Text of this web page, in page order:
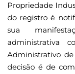
Propriedade
do registro é
sua
administrativa
Administrativo
decisão é de